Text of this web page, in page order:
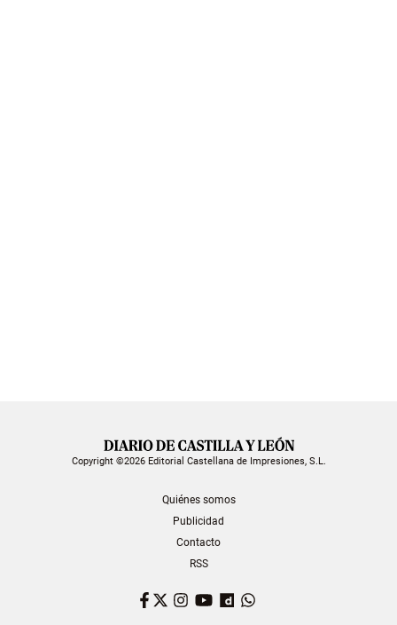
Copyright ©2026 Editorial Castellana de Impresiones, S.L.
Quiénes somos
Publicidad
Contacto
RSS
Facebook
TwitterInstagram
YouTubeDailymotion